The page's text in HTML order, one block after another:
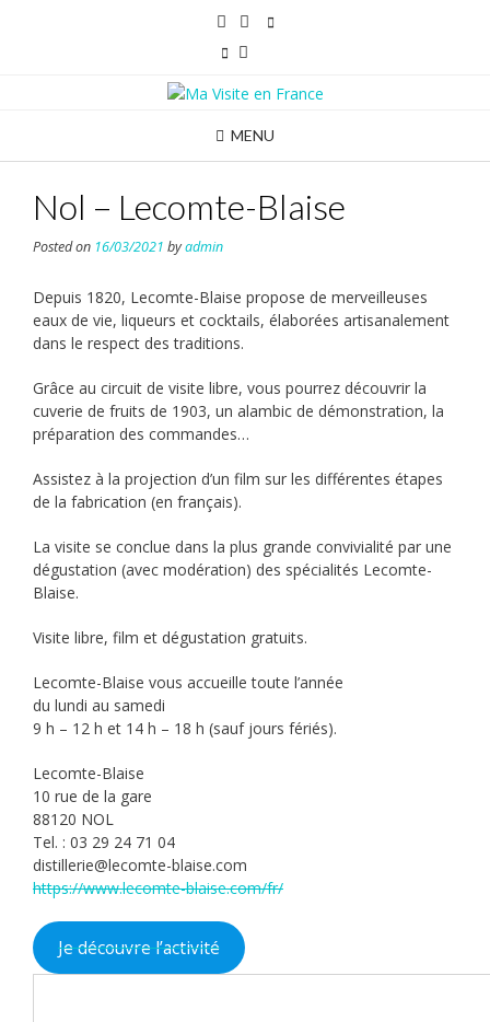
MENU
Nol – Lecomte-Blaise
Posted on 16/03/2021 byadmin
Depuis 1820, Lecomte-Blaise propose de merveilleuses
eaux de vie, liqueurs et cocktails, élaborées artisanalement
dans le respect des traditions.
Grâce au circuit de visite libre, vous pourrez découvrir la
cuverie de fruits de 1903, un alambic de démonstration, la
préparation des commandes…
Assistez à la projection d’un film sur les différentes étapes
de la fabrication (en français).
La visite se conclue dans la plus grande convivialité par une
dégustation (avec modération) des spécialités Lecomte-
Blaise.
Visite libre, film et dégustation gratuits.
Lecomte-Blaise vous accueille toute l’année
du lundi au samedi
9 h – 12 h et 14 h – 18 h (sauf jours fériés).
Lecomte-Blaise
10 rue de la gare
88120 NOL
Tel. : 03 29 24 71 04
distillerie@lecomte-blaise.com
https://www.lecomte-blaise.com/fr/
Je découvre l’activité